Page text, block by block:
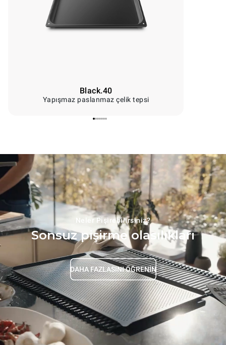
Black.40
Yapışmaz paslanmaz çelik tepsi
Neler Pişirebilirsiniz?
Sonsuz pişirme olasılıkları
DAHA FAZLASINI ÖĞRENİN